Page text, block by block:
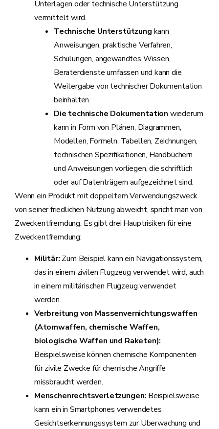
Unterlagen oder technische Unterstützung
vermittelt wird.
Technische Unterstützung kann
Anweisungen, praktische Verfahren,
Schulungen, angewandtes Wissen,
Beraterdienste umfassen und kann die
Weitergabe von technischer Dokumentation
beinhalten.
Die technische Dokumentation wiederum
kann in Form von Plänen, Diagrammen,
Modellen, Formeln, Tabellen, Zeichnungen,
technischen Spezifikationen, Handbüchern
und Anweisungen vorliegen, die schriftlich
oder auf Datenträgern aufgezeichnet sind.
Wenn ein Produkt mit doppeltem Verwendungszweck
von seiner friedlichen Nutzung abweicht, spricht man von
Zweckentfremdung. Es gibt drei Hauptrisiken für eine
Zweckentfremdung:
Militär: Zum Beispiel kann ein Navigationssystem,
das in einem zivilen Flugzeug verwendet wird, auch
in einem militärischen Flugzeug verwendet
werden.
Verbreitung von Massenvernichtungswaffen
(Atomwaffen, chemische Waffen,
biologische Waffen und Raketen):
Beispielsweise können chemische Komponenten
für zivile Zwecke für chemische Angriffe
missbraucht werden.
Menschenrechtsverletzungen: Beispielsweise
kann ein in Smartphones verwendetes
Gesichtserkennungssystem zur Überwachung und